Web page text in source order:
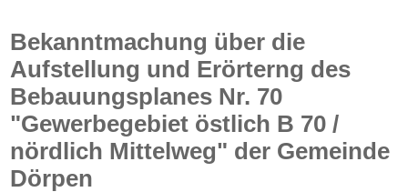
Bekanntmachung über die
Aufstellung und Erörterng des
Bebauungsplanes Nr. 70
"Gewerbegebiet östlich B 70 /
nördlich Mittelweg" der Gemeinde
Dörpen